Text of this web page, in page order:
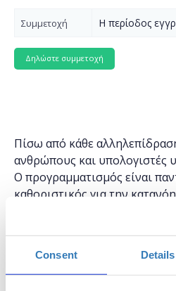
Consent Details
Συμμετοχή Η περίοδος
Πίσω από κάθε
ανθρώπους και υπολογιστές
Ο προγραμματισμός είναι
καθοριστικός για την
συνδεδεμένου κόσμου. Όταν
βασικές γνώσεις
τεχνολογία αλλά και αρχίζει
μεθοδικά για την επίλυση